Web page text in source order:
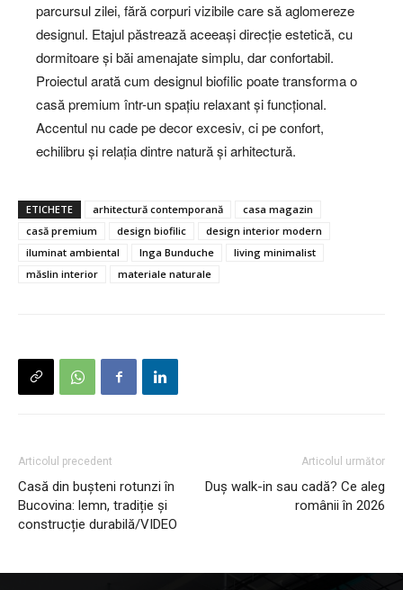
parcursul zilei, fără corpuri vizibile care să aglomereze
designul. Etajul păstrează aceeași direcție estetică, cu
dormitoare și băi amenajate simplu, dar confortabil.
Proiectul arată cum designul biofilic poate transforma o
casă premium într-un spațiu relaxant și funcțional.
Accentul nu cade pe decor excesiv, ci pe confort,
echilibru și relația dintre natură și arhitectură.
ETICHETE arhitectură contemporană
casa magazin
casă premium
design biofilic
design interior modern
iluminat ambiental
Inga Bunduche
living minimalist
măslin interior
materiale naturale
Articolul precedent
Casă din bușteni rotunzi în
Bucovina: lemn, tradiție și
construcție durabilă/VIDEO
Articolul următor
Duș walk-in sau cadă? Ce aleg
românii în 2026